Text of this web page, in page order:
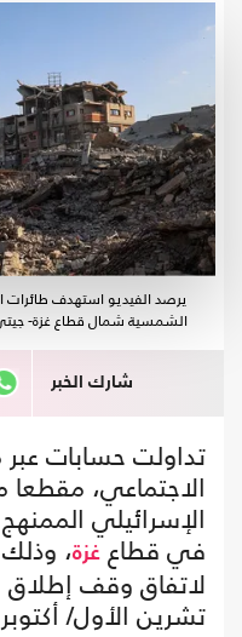
يرصد الفيديو استهدف طائرات
الشمسية شمال قطاع غزة-
شارك الخبر
تداولت حسابات
الاجتماعي،
الإسرائيلي
في قطاعغزة،
تشرين الأول/